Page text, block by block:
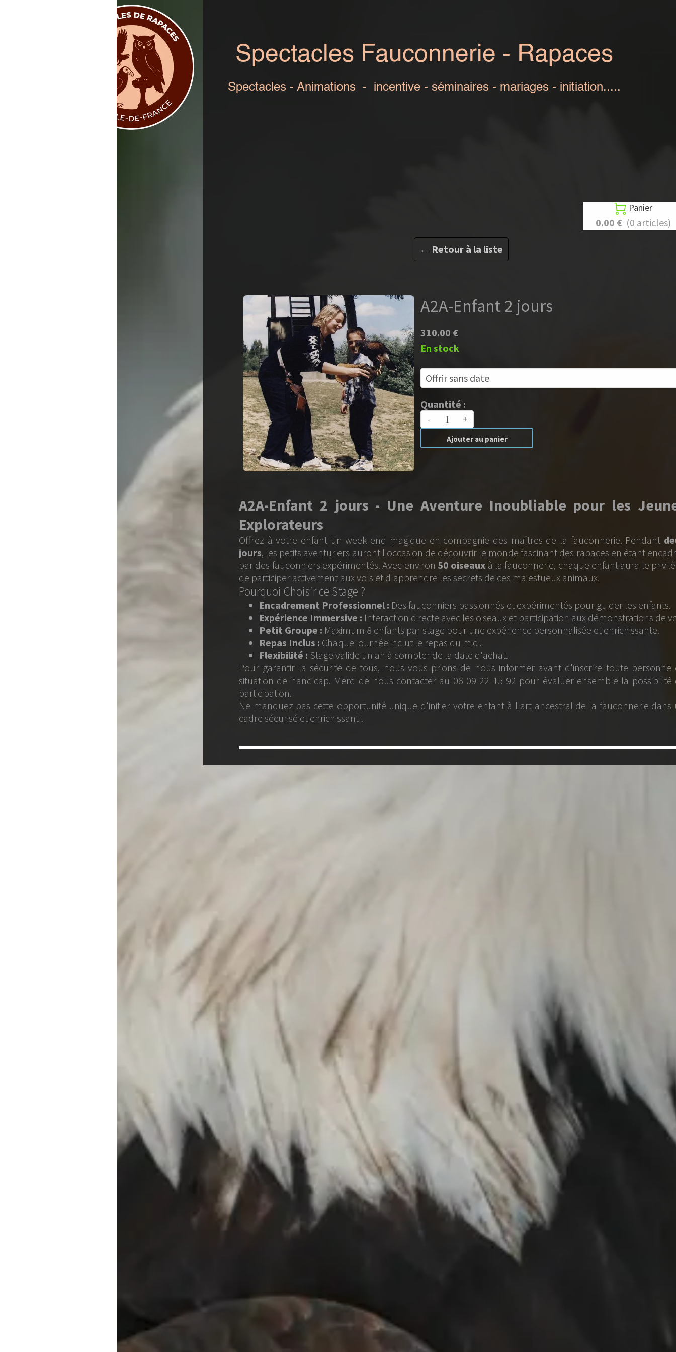
Spectacles Fauconnerie -Rapaces
Spectacles - Animations - incentive - séminaires - mariages - initiation.....
A2A-Enfant 2 jours
310.00 €
En stock
Quantité :
- +
Ajouter au panier
A2A-Enfant 2 jours - Une Aventure Inoubliable pour les Jeunes
Explorateurs
Offrez à votre enfant un week-end magique en compagnie des maîtres de la fauconnerie. Pendantdeux
, les petits aventuriers auront l'occasion de découvrir le monde fascinant des rapaces en étant encadrés
par des fauconniers expérimentés. Avec environ 50 oiseauxà la fauconnerie, chaque enfant aura le privilège
de participer activement aux vols et d'apprendre les secrets de ces majestueux animaux.
Pourquoi Choisir ce Stage ?
Encadrement Professionnel :Des fauconniers passionnés et expérimentés pour guider les enfants.
Interaction directe avec les oiseaux et participation aux démonstrations de vol.
Maximum 8 enfants par stage pour une expérience personnalisée et enrichissante.
Chaque journée inclut le repas du midi.
Stage valide un an à compter de la date d'achat.
Pour garantir la sécurité de tous, nous vous prions de nous informer avant d'inscrire toute personne en
situation de handicap. Merci de nous contacter au 06 09 22 15 92 pour évaluer ensemble la possibilité de
Ne manquez pas cette opportunité unique d'initier votre enfant à l'art ancestral de la fauconnerie dans un
cadre sécurisé et enrichissant !